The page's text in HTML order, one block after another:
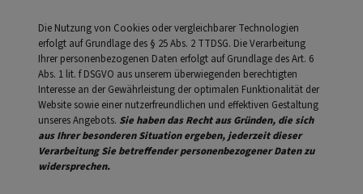
Die Nutzung von Cookies oder vergleichbarer Technologien
erfolgt auf Grundlage des § 25 Abs. 2 TTDSG. Die Verarbeitung
Ihrer personenbezogenen Daten erfolgt auf Grundlage des Art. 6
Abs. 1 lit. f DSGVO aus unserem überwiegenden berechtigten
Interesse an der Gewährleistung der optimalen Funktionalität der
Website sowie einer nutzerfreundlichen und effektiven Gestaltung
unseres Angebots. Sie haben das Recht aus Gründen, die sich
aus Ihrer besonderen Situation ergeben, jederzeit dieser
Verarbeitung Sie betreffender personenbezogener Daten zu
widersprechen.